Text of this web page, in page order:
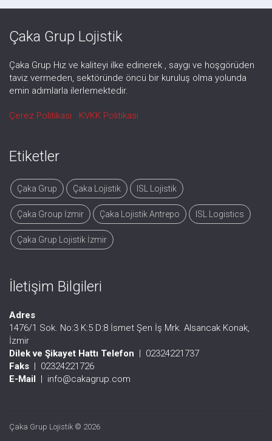
Çaka Grup Lojistik
Çaka Grup Hız ve kaliteyi ilke edinerek , saygı ve hoşgörüden
taviz vermeden, sektöründe öncü bir kuruluş olma yolunda
emin adımlarla ilerlemektedir.
Çerez Politikası KVKK Politikası
Etiketler
Çaka Grup Çaka Lojistik ISL Lojistik
Çaka Group İzmir Çaka Lojistik Antrepo ISL Logistics
Çaka Grup Lojistik İzmir
İletişim Bilgileri
Adres
1476/1 Sok. No:3 K:5 D:8 İsmet Şen İş Mrk. Alsancak Konak,
İzmir
Dilek ve Şikayet Hattı Telefon | 02324221737
Faks | 02324221726
E-Mail | info@cakagrup.com
Çaka Grup Lojistik © 2026